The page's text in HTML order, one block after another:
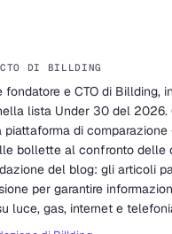
CTO DI BILLDING
fondatore e CTO di Billding,
lista Under 30 del 2026.
piattaforma di
bollette al confronto
del blog: gli articoli
per garantire
luce, gas, internet e